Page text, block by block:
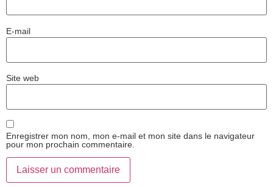
E-mail
Site web
Enregistrer mon nom, mon e-mail et mon site dans le navigateur
pour mon prochain commentaire.